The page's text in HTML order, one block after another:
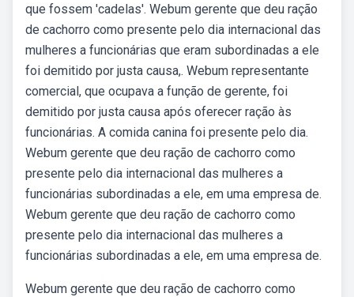
que fossem 'cadelas'. Webum gerente que deu ração
de cachorro como presente pelo dia internacional das
mulheres a funcionárias que eram subordinadas a ele
foi demitido por justa causa,. Webum representante
comercial, que ocupava a função de gerente, foi
demitido por justa causa após oferecer ração às
funcionárias. A comida canina foi presente pelo dia.
Webum gerente que deu ração de cachorro como
presente pelo dia internacional das mulheres a
funcionárias subordinadas a ele, em uma empresa de.
Webum gerente que deu ração de cachorro como
presente pelo dia internacional das mulheres a
funcionárias subordinadas a ele, em uma empresa de.
Webum gerente que deu ração de cachorro como